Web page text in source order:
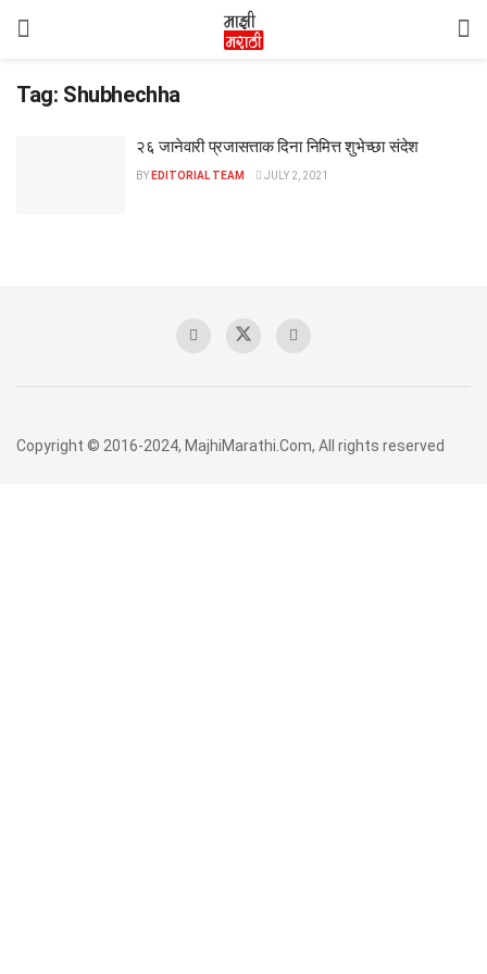
Tag: Shubhechha
२६ जानेवारी प्रजासत्ताक दिना निमित्त शुभेच्छा संदेश
BY EDITORIAL TEAM JULY 2, 2021
Copyright © 2016-2024, MajhiMarathi.Com, All rights reserved